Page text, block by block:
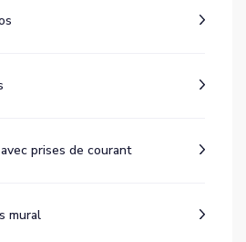
prises de courant
mural